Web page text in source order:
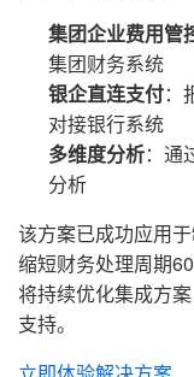
集团企业费用管
集团财务系统
银企直连支付：
对接银行系统
多维度分析：通
分析
该方案已成功应用
缩短财务处理周期
将持续优化集成方
支持。